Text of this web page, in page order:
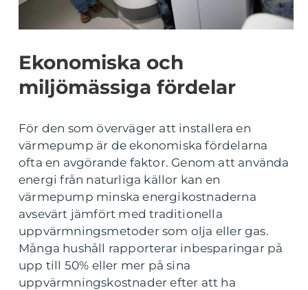
Ekonomiska och
miljömässiga fördelar
För den som överväger att installera en
värmepump är de ekonomiska fördelarna
ofta en avgörande faktor. Genom att använda
energi från naturliga källor kan en
värmepump minska energikostnaderna
avsevärt jämfört med traditionella
uppvärmningsmetoder som olja eller gas.
Många hushåll rapporterar inbesparingar på
upp till 50% eller mer på sina
uppvärmningskostnader efter att ha